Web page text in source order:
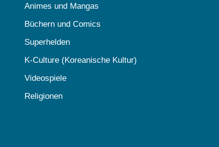
Animes und Mangas
Büchern und Comics
Superhelden
K-Culture (Koreanische Kultur)
Videospiele
Religionen